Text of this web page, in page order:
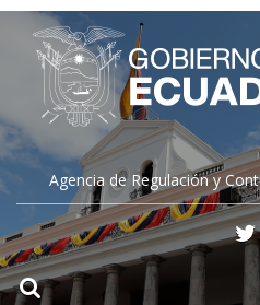
Agencia de Regulación y